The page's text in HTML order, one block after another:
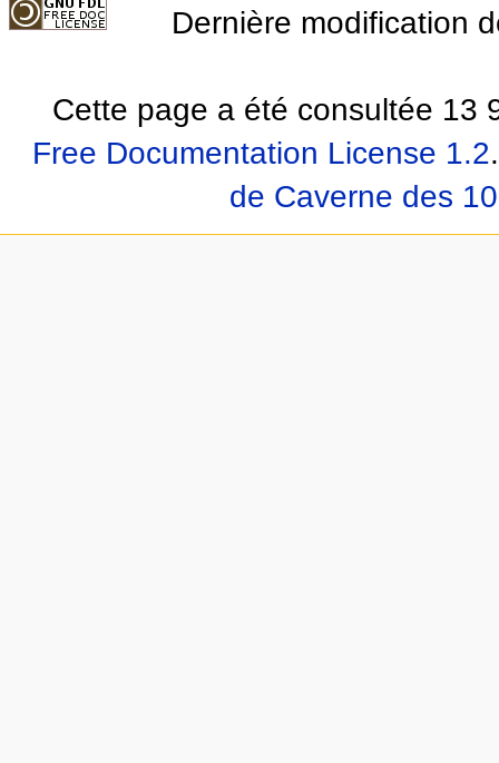
Dernière modification
Cette page a été consultée 13
Free Documentation License 1.2.
de Caverne des